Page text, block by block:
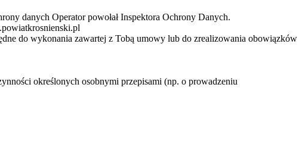
danych Operator powołał Inspektora Ochrony Danych.
do wykonania zawartej z Tobą umowy lub do zrealizowania obowiązków
określonych osobnymi przepisami (np. o prowadzeniu